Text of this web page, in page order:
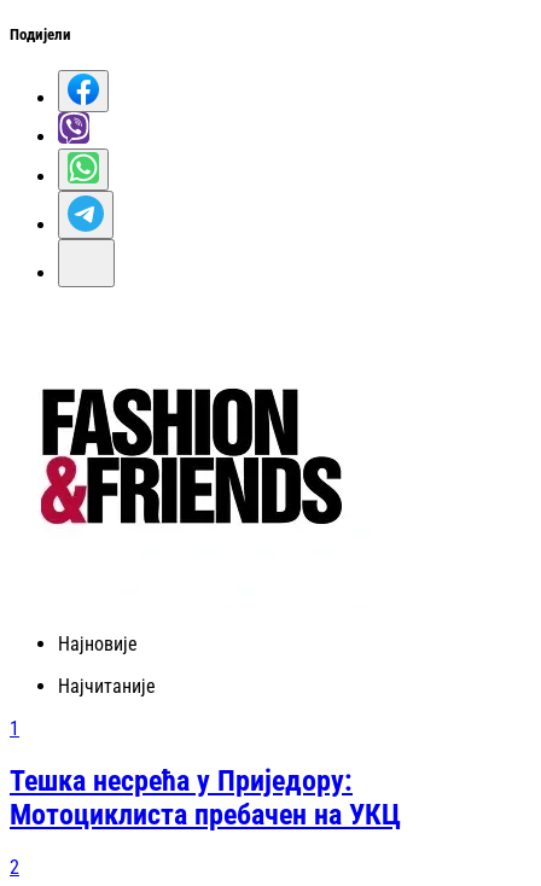
Подијели
Најновије
Најчитаније
1
Тешка несрећа у Приједору:
Мотоциклиста пребачен на УКЦ
2